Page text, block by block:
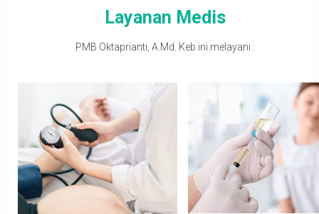
Layanan Medis
PMB Oktaprianti, A.Md. Keb ini melayani :